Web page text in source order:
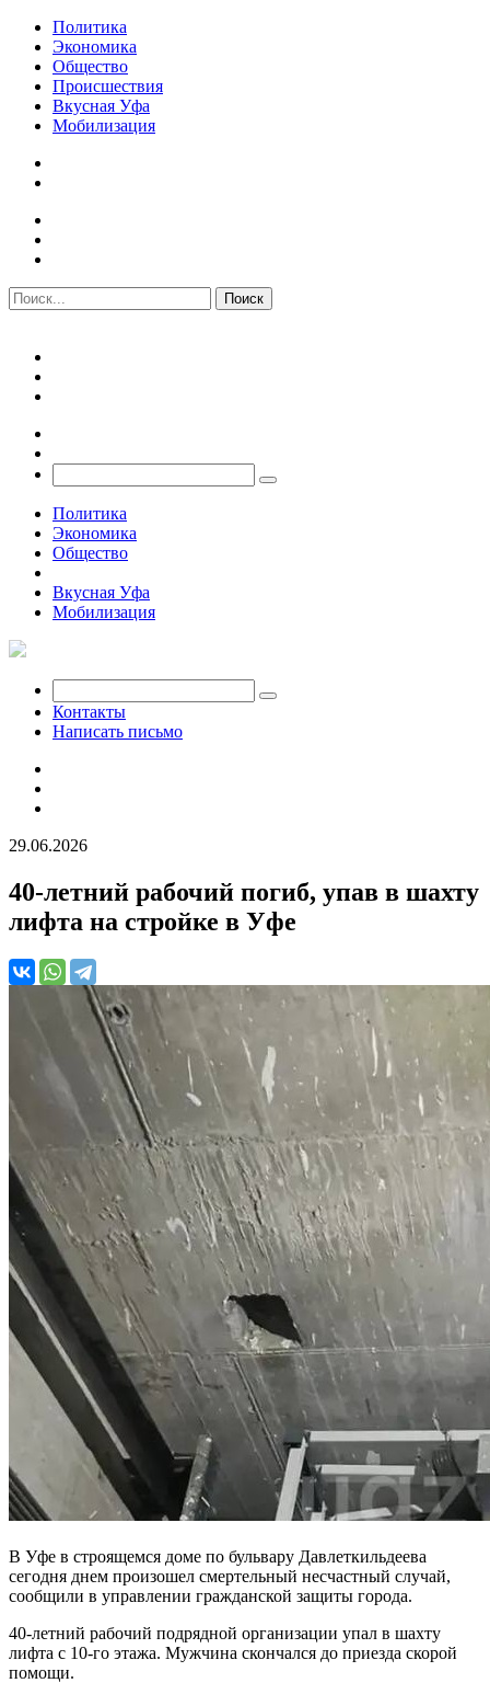
Политика
Экономика
Общество
Происшествия
Вкусная Уфа
Мобилизация
Политика
Экономика
Общество
Вкусная Уфа
Мобилизация
Контакты
Написать письмо
29.06.2026
40-летний рабочий погиб, упав в шахту
лифта на стройке в Уфе
В Уфе в строящемся доме по бульвару Давлеткильдеева
сегодня днем произошел смертельный несчастный случай,
сообщили в управлении гражданской защиты города.
40-летний рабочий подрядной организации упал в шахту
лифта с 10-го этажа. Мужчина скончался до приезда скорой
помощи.